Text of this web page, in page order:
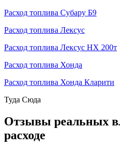
Расход топлива Субару Б9
Расход топлива Лексус
Расход топлива Лексус НХ 200т
Расход топлива Хонда
Расход топлива Хонда Кларити
Туда Сюда
Отзывы реальных
расходе